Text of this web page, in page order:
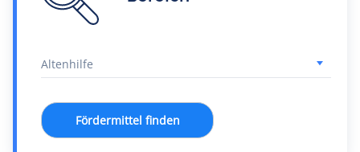
Fördermittel finden